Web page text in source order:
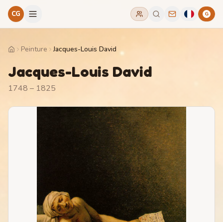
CG G
HomePeinture Jacques-Louis David
Jacques-Louis David
1748 – 1825